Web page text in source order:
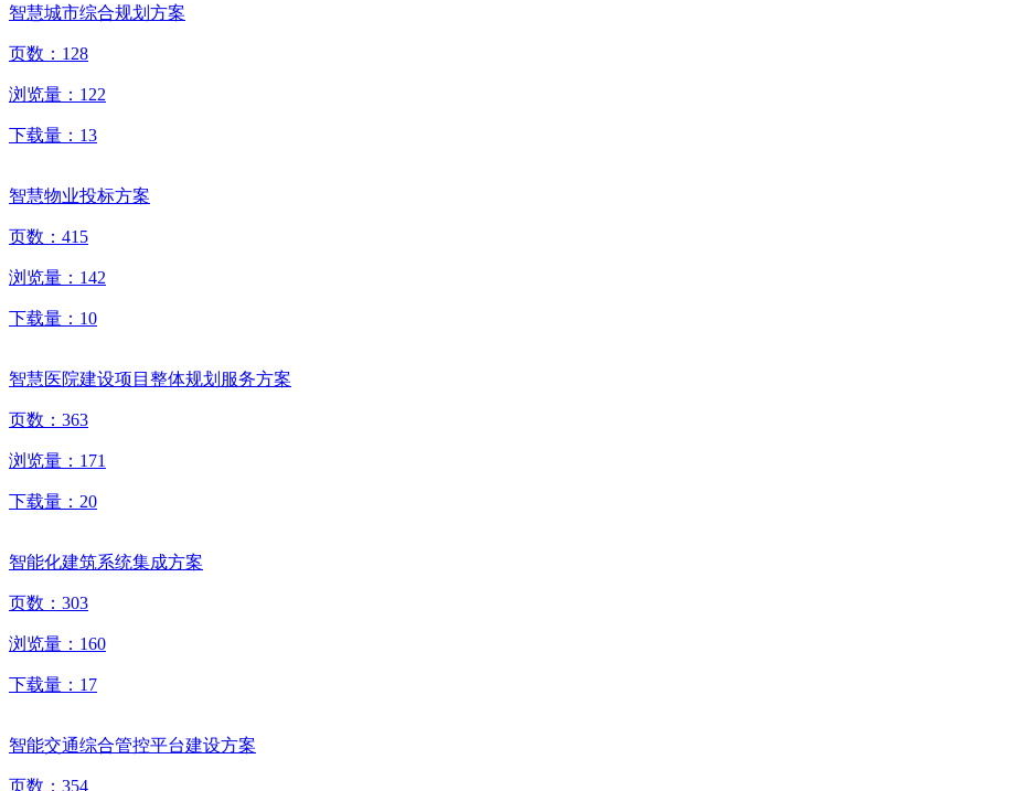
智慧城市综合规划方案
页数： 128
浏览量： 122
下载量： 13
智慧物业投标方案
页数： 415
浏览量： 142
下载量： 10
智慧医院建设项目整体规划服务方案
页数： 363
浏览量： 171
下载量： 20
智能化建筑系统集成方案
页数： 303
浏览量： 160
下载量： 17
智能交通综合管控平台建设方案
页数： 354